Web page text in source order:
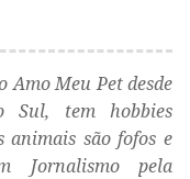
Amo Meu Pet desde
Sul, tem hobbies
animais são fofos e
Jornalismo pela